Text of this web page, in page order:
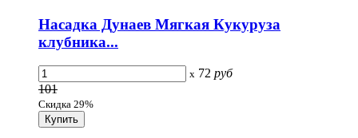
Насадка Дунаев Мягкая Кукуруза
клубника...
x 72 руб
101
Скидка 29%